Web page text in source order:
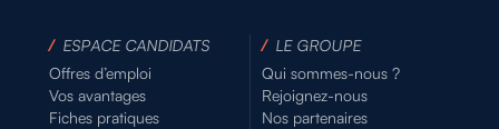
/ ESPACE CANDIDATS
Offres d’emploi
Vos avantages
Fiches pratiques
/ LE GROUPE
Qui sommes-nous ?
Rejoignez-nous
Nos partenaires